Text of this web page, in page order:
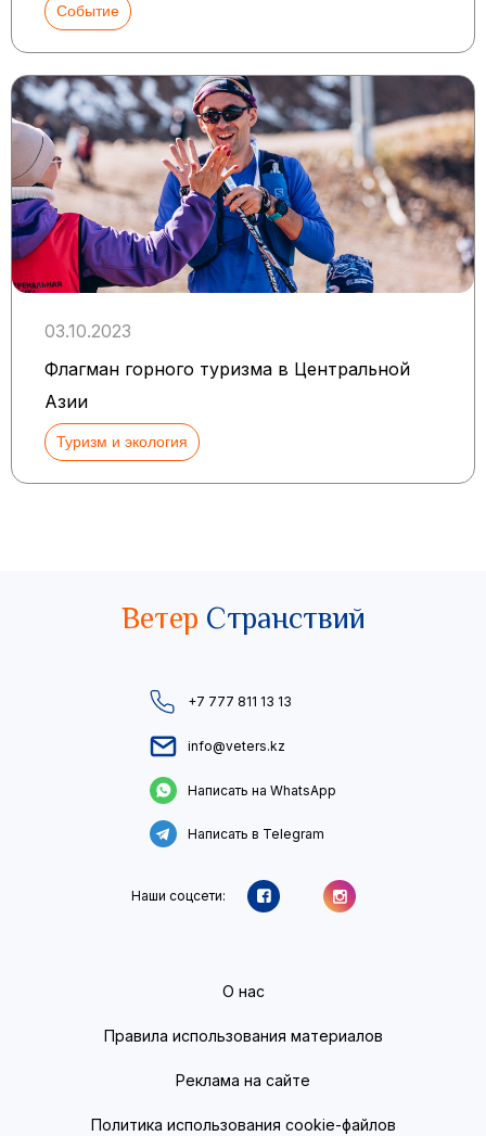
Событие
03.10.2023
Флагман горного туризма в Центральной
Азии
Туризм и экология
Ветер Странствий
+7 777 811 13 13
info@veters.kz
Написать на WhatsApp
Написать в Telegram
Наши соцсети:
О нас
Правила использования материалов
Реклама на сайте
Политика использования cookie-файлов